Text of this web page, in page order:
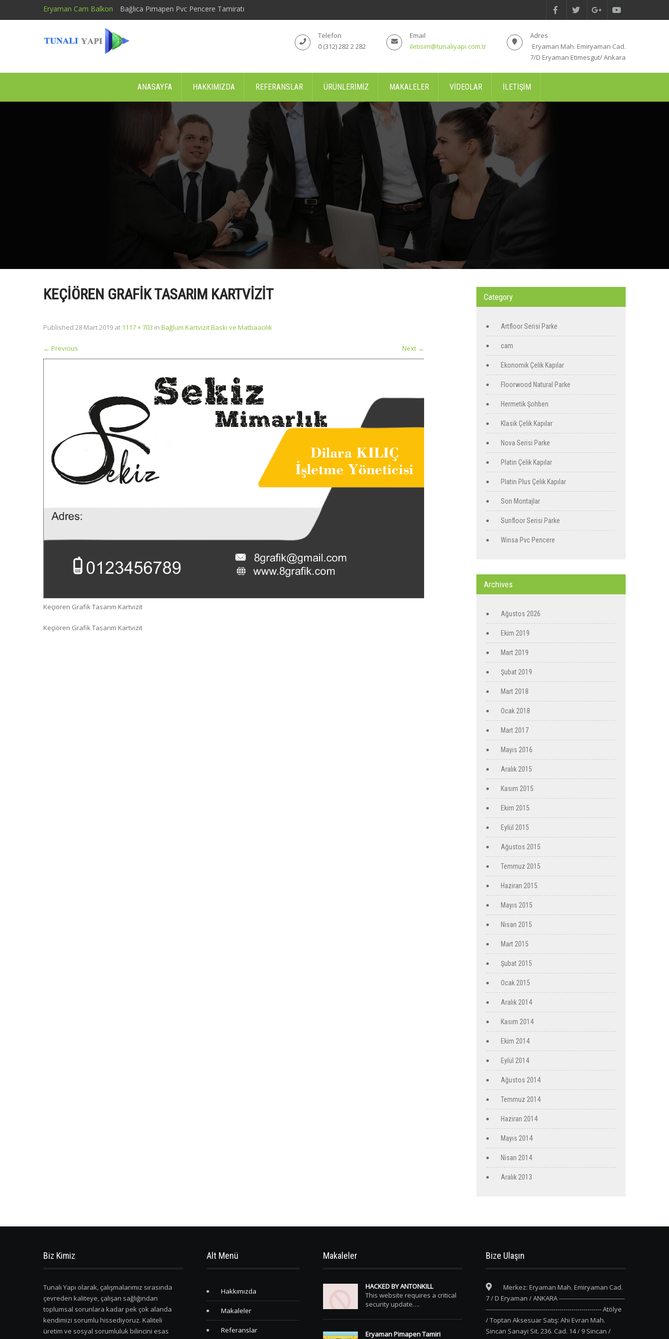
Eryaman Cam Balkon Bağlıca Pimapen Pvc Pencere Tamiratı
Adres
Eryaman Mah. Emiryaman Cad.
7/D Eryaman Etimesgut/ Ankara
Email
iletisim@tunaliyapi.com.tr
Telefon
0 (312) 282 2 282
ANASAYFA HAKKIMIZDA REFERANSLAR ÜRÜNLERIMIZ MAKALELER VIDEOLAR İLETIŞIM
KEÇIÖREN GRAFIK TASARIM KARTVIZIT
Published 28 Mart 2019 at 1117 × 703 in Bağlum Kartvizit Baskı ve Matbaacılık
← Previous Next →
Keçiören Grafik Tasarım Kartvizit
Keçiören Grafik Tasarım Kartvizit
Category
Artfloor Serisi Parke
cam
Ekonomik Çelik Kapılar
Floorwood Natural Parke
Hermetik Şohben
Klasik Çelik Kapılar
Nova Serisi Parke
Platin Çelik Kapılar
Platin Plus Çelik Kapılar
Son Montajlar
Sunfloor Serisi Parke
Winsa Pvc Pencere
Archives
Ağustos 2026
Ekim 2019
Mart 2019
Şubat 2019
Mart 2018
Ocak 2018
Mart 2017
Mayıs 2016
Aralık 2015
Kasım 2015
Ekim 2015
Eylül 2015
Ağustos 2015
Temmuz 2015
Haziran 2015
Mayıs 2015
Nisan 2015
Mart 2015
Şubat 2015
Ocak 2015
Aralık 2014
Kasım 2014
Ekim 2014
Eylül 2014
Ağustos 2014
Temmuz 2014
Haziran 2014
Mayıs 2014
Nisan 2014
Aralık 2013
Biz Kimiz
Tunalı Yapı olarak, çalışmalarımız sırasında
çevreden kaliteye, çalışan sağlığından
toplumsal sorunlara kadar pek çok alanda
kendimizi sorumlu hissediyoruz. Kaliteli
üretim ve sosyal sorumluluk bilincini esas
Alt Menü
Hakkımızda
Makaleler
Referanslar
Makaleler
HACKED BY ANTONKILL
This website requires a critical
security update….
Eryaman Pimapen Tamiri
Bize Ulaşın
Merkez: Eryaman Mah. Emiryaman Cad.
7 / D Eryaman / ANKARA ---------------------------------
---------------------------------------------------------- Atölye
/ Toptan Aksesuar Satış: Ahi Evran Mah.
Sincan Sanayi Sit. 236. Cad. 14 / 9 Sincan /